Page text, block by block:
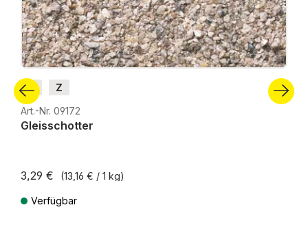
N
Z
Art.-Nr. 09172
Gleisschotter
3,29 € (13,16 € / 1 kg)
Verfügbar